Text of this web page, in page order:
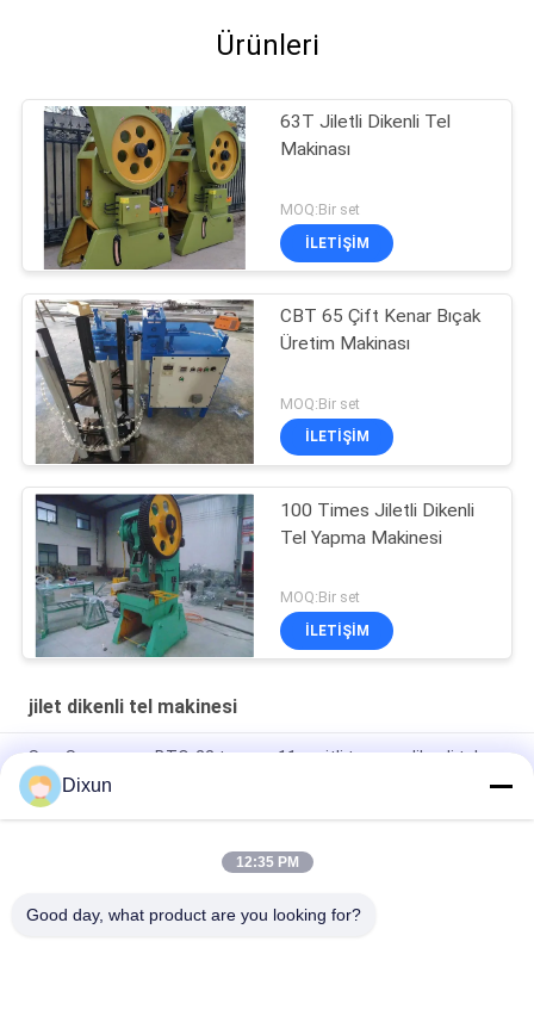
Ürünleri
63T Jiletli Dikenli Tel
Makinası
MOQ:Bir set
İLETIŞIM
CBT 65 Çift Kenar Bıçak
Üretim Makinası
MOQ:Bir set
İLETIŞIM
100 Times Jiletli Dikenli
Tel Yapma Makinesi
MOQ:Bir set
İLETIŞIM
jilet dikenli tel makinesi
Sınır Savunması BTO-22 travma 11 şeritli travma dikenli tel
makinesi
Basınç 63T BTO-22 11 Çizgiler Telaş Yapma Makinesi
Üretim Hızı 220-280m/h 9 Şeritli BTO-22 Acayip Dikenli Tel
Dixun
12:35 PM
Good day, what product are you looking for?